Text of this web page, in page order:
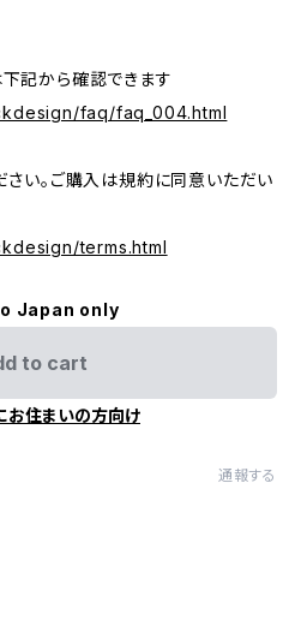
記から確認できます
faq/faq_004.html
い。ご購入は規約に同意いただい
terms.html
Japan only
to cart
お住まいの方向け
通報する